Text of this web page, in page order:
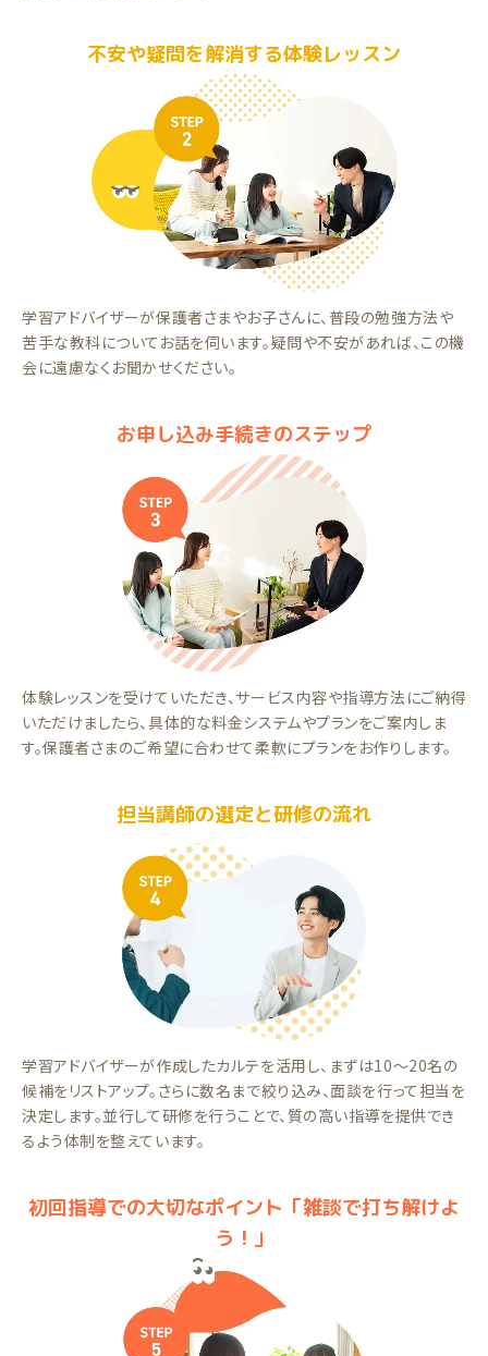
不安や疑問を解消する体験レッスン
学習アドバイザーが保護者さまやお子さんに、普段の勉強方法や
苦手な教科についてお話を伺います。疑問や不安があれば、この機
会に遠慮なくお聞かせください。
お申し込み手続きのステップ
体験レッスンを受けていただき、サービス内容や指導方法にご納得
いただけましたら、具体的な料金システムやプランをご案内しま
す。保護者さまのご希望に合わせて柔軟にプランをお作りします。
担当講師の選定と研修の流れ
学習アドバイザーが作成したカルテを活用し、まずは10～20名の
候補をリストアップ。さらに数名まで絞り込み、面談を行って担当を
決定します。並行して研修を行うことで、質の高い指導を提供でき
るよう体制を整えています。
初回指導での大切なポイント「雑談で打ち解けよ
う！」